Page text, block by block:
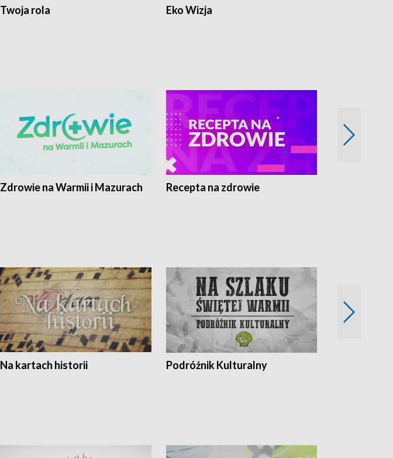
Twoja rola Eko Wizja
Zdrowie na Warmii i Mazurach Recepta na zdrowie
Na kartach historii Podróżnik Kulturalny